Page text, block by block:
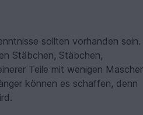
sollten vorhanden sein.
Stäbchen, Stäbchen,
Teile mit wenigen
können es schaffen, denn